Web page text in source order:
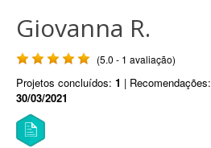
Giovanna R.
(5.0 - 1 avaliação)
Projetos concluídos: 1 | Recomendações:
30/03/2021